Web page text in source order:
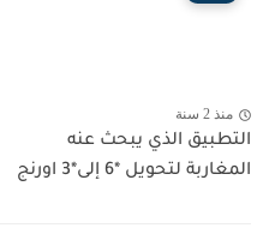
منذ 2 سنة
التطبيق الذي يبحث عنه
المغاربة لتحويل *6 إلى*3 اورنج